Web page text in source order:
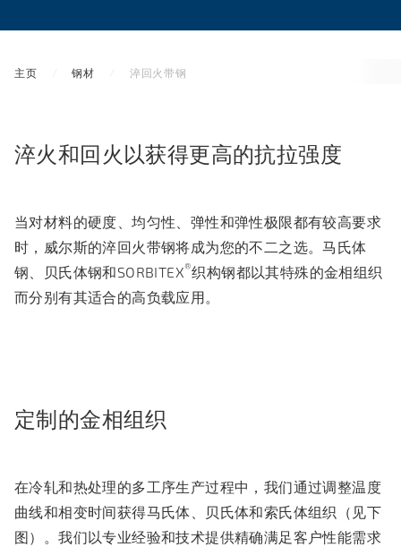
主页 钢材 淬回火带钢
淬火和回火以获得更高的抗拉强度
当对材料的硬度、均匀性、弹性和弹性极限都有较高要求
时，威尔斯的淬回火带钢将成为您的不二之选。马氏体
钢
贝氏体钢和SORBITEX®织构钢都以其特殊的金相组织
而分别有其适合的高负载应用。
定制的金相组织
在冷轧和热处理的多工序生产过程中，我们通过调整温度
曲线和相变时间获得马氏体、贝氏体和索氏体组织（见下
图）。我们以专业经验和技术提供精确满足客户性能需求